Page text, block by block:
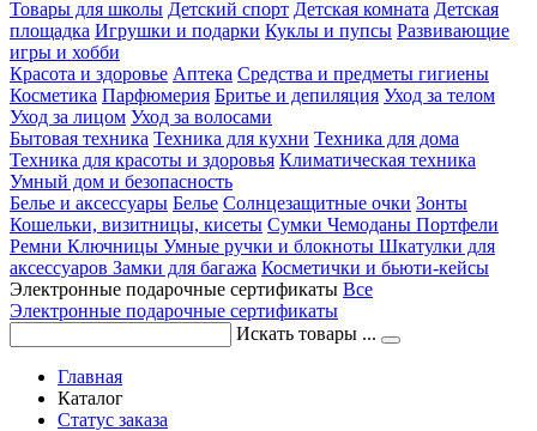
Товары для школы Детский спорт Детская комната Детская
площадка Игрушки и подарки Куклы и пупсы Развивающие
игры и хобби
Красота и здоровье Аптека Средства и предметы гигиены
Косметика Парфюмерия Бритье и депиляция Уход за телом
Уход за лицом Уход за волосами
Бытовая техника Техника для кухни Техника для дома
Техника для красоты и здоровья Климатическая техника
Умный дом и безопасность
Белье и аксессуары Белье Солнцезащитные очки Зонты
Кошельки, визитницы, кисеты Сумки Чемоданы Портфели
Ремни Ключницы Умные ручки и блокноты Шкатулки для
аксессуаров Замки для багажа Косметички и бьюти-кейсы
Электронные подарочные сертификаты Все
Электронные подарочные сертификаты
Искать товары ...
Главная
Каталог
Статус заказа